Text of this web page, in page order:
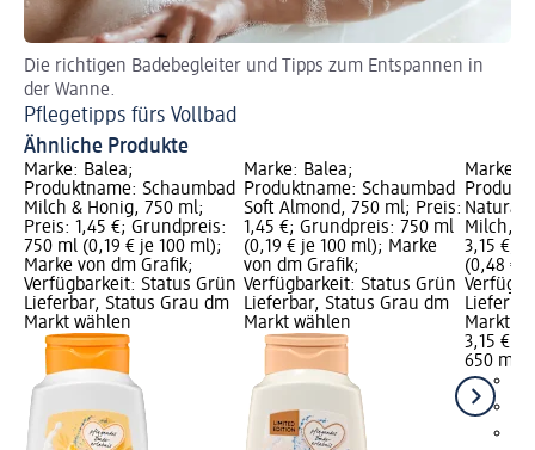
Die richtigen Badebegleiter und Tipps zum Entspannen in
der Wanne.
Pflegetipps fürs Vollbad
Ähnliche Produkte
Marke: Balea;
Produktname: Schaumbad
Milch & Honig, 750 ml;
Preis: 1,45 €; Grundpreis:
750 ml (0,19 € je 100 ml);
Marke von dm Grafik;
Verfügbarkeit: Status Grün
Lieferbar, Status Grau dm
Markt wählen
Marke: Balea;
Produktname: Schaumbad
Soft Almond, 750 ml; Preis:
1,45 €; Grundpreis: 750 ml
(0,19 € je 100 ml); Marke
von dm Grafik;
Verfügbarkeit: Status Grün
Lieferbar, Status Grau dm
Markt wählen
Marke:
Naturals
Milch,
3,15 €;
(0,48 €
Markt
3,15 €
650 ml